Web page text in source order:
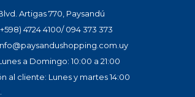
Artigas 770, Paysandú
4724 4100/ 094 373 373
a Domingo: 10:00 a 21:00
al cliente: Lunes y martes 14:00